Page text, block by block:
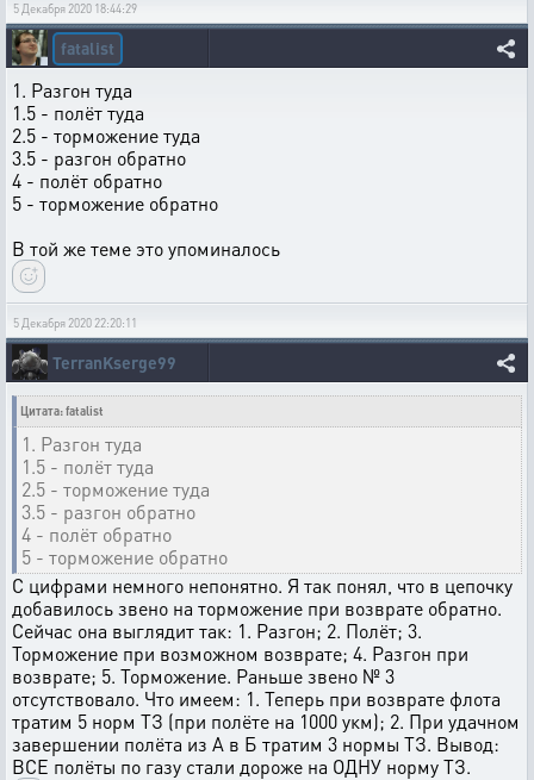
5 Декабря 2020 18:44:29
fatalist
1. Разгон туда
1.5 - полёт туда
2.5 - торможение туда
3.5 - разгон обратно
4 - полёт обратно
5 - торможение обратно
В той же теме это упоминалось
5 Декабря 2020 22:20:11
TerranKserge99
Цитата: fatalist
1. Разгон туда
1.5 - полёт туда
2.5 - торможение туда
3.5 - разгон обратно
4 - полёт обратно
5 - торможение обратно
С цифрами немного непонятно. Я так понял, что в цепочку
добавилось звено на торможение при возврате обратно.
Сейчас она выглядит так: 1. Разгон; 2. Полёт; 3.
Торможение при возможном возврате; 4. Разгон при
возврате; 5. Торможение. Раньше звено № 3
отсутствовало. Что имеем: 1. Теперь при возврате флота
тратим 5 норм ТЗ (при полёте на 1000 укм); 2. При удачном
завершении полёта из А в Б тратим 3 нормы ТЗ. Вывод:
ВСЕ полёты по газу стали дороже на ОДНУ норму ТЗ.